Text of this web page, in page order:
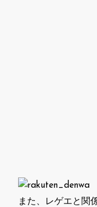
また、レゲエと関